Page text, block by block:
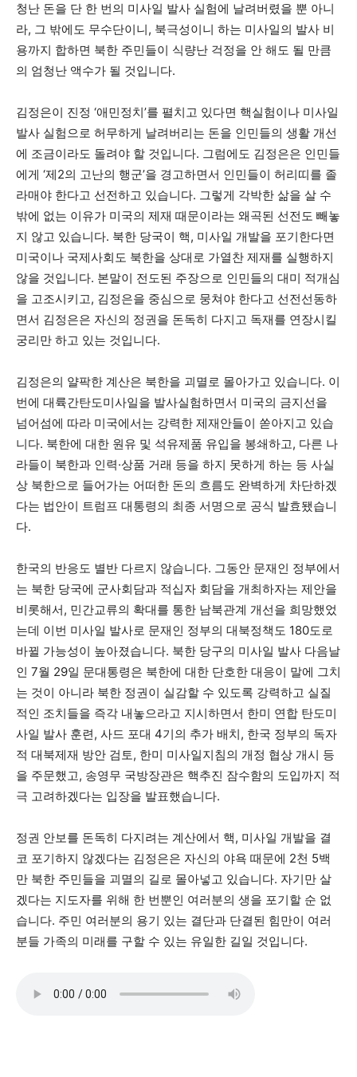
청난 돈을 단 한 번의 미사일 발사 실험에 날려버렸을 뿐 아니
라, 그 밖에도 무수단이니, 북극성이니 하는 미사일의 발사 비
용까지 합하면 북한 주민들이 식량난 걱정을 안 해도 될 만큼
의 엄청난 액수가 될 것입니다.
김정은이 진정 ‘애민정치’를 펼치고 있다면 핵실험이나 미사일
발사 실험으로 허무하게 날려버리는 돈을 인민들의 생활 개선
에 조금이라도 돌려야 할 것입니다. 그럼에도 김정은은 인민들
에게 ‘제2의 고난의 행군’을 경고하면서 인민들이 허리띠를 졸
라매야 한다고 선전하고 있습니다. 그렇게 각박한 삶을 살 수
밖에 없는 이유가 미국의 제재 때문이라는 왜곡된 선전도 빼놓
지 않고 있습니다. 북한 당국이 핵, 미사일 개발을 포기한다면
미국이나 국제사회도 북한을 상대로 가열찬 제재를 실행하지
않을 것입니다. 본말이 전도된 주장으로 인민들의 대미 적개심
을 고조시키고, 김정은을 중심으로 뭉쳐야 한다고 선전선동하
면서 김정은은 자신의 정권을 돈독히 다지고 독재를 연장시킬
궁리만 하고 있는 것입니다.
김정은의 얄팍한 계산은 북한을 괴멸로 몰아가고 있습니다. 이
번에 대륙간탄도미사일을 발사실험하면서 미국의 금지선을
넘어섬에 따라 미국에서는 강력한 제재안들이 쏟아지고 있습
니다. 북한에 대한 원유 및 석유제품 유입을 봉쇄하고, 다른 나
라들이 북한과 인력·상품 거래 등을 하지 못하게 하는 등 사실
상 북한으로 들어가는 어떠한 돈의 흐름도 완벽하게 차단하겠
다는 법안이 트럼프 대통령의 최종 서명으로 공식 발효됐습니
다.
한국의 반응도 별반 다르지 않습니다. 그동안 문재인 정부에서
는 북한 당국에 군사회담과 적십자 회담을 개최하자는 제안을
비롯해서, 민간교류의 확대를 통한 남북관계 개선을 희망했었
는데 이번 미사일 발사로 문재인 정부의 대북정책도 180도로
바뀔 가능성이 높아졌습니다. 북한 당구의 미사일 발사 다음날
인 7월 29일 문대통령은 북한에 대한 단호한 대응이 말에 그치
는 것이 아니라 북한 정권이 실감할 수 있도록 강력하고 실질
적인 조치들을 즉각 내놓으라고 지시하면서 한미 연합 탄도미
사일 발사 훈련, 사드 포대 4기의 추가 배치, 한국 정부의 독자
적 대북제재 방안 검토, 한미 미사일지침의 개정 협상 개시 등
을 주문했고, 송영무 국방장관은 핵추진 잠수함의 도입까지 적
극 고려하겠다는 입장을 발표했습니다.
정권 안보를 돈독히 다지려는 계산에서 핵, 미사일 개발을 결
코 포기하지 않겠다는 김정은은 자신의 야욕 때문에 2천 5백
만 북한 주민들을 괴멸의 길로 몰아넣고 있습니다. 자기만 살
겠다는 지도자를 위해 한 번뿐인 여러분의 생을 포기할 순 없
습니다. 주민 여러분의 용기 있는 결단과 단결된 힘만이 여러
분들 가족의 미래를 구할 수 있는 유일한 길일 것입니다.